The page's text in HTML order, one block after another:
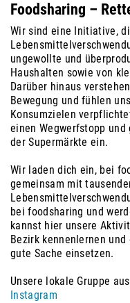
Foodsharing –
Wir sind eine Initiative,
ungewollte und
Haushalten sowie von
Darüber hinaus
Bewegung und fühlen
Konsumzielen
einen Wegwerfstopp und
der Supermärkte ein.
Wir laden dich ein, bei
gemeinsam mit
bei foodsharing und
kannst hier unsere
Bezirk kennenlernen
gute Sache einsetzen.
Unsere lokale Gruppe
Instagram